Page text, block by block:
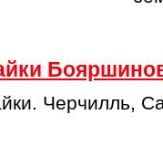
Черчилль,